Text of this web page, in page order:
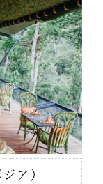
ア）